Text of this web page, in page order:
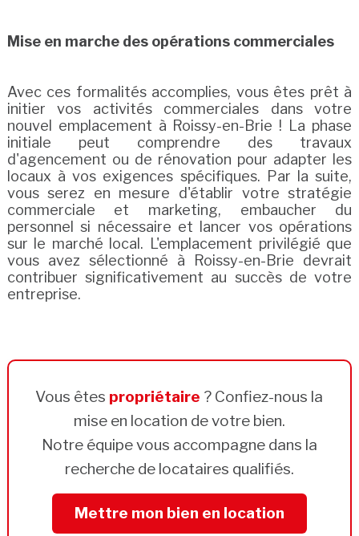
Mise en marche des opérations commerciales
Avec ces formalités accomplies, vous êtes prêt à
initier vos activités commerciales dans votre
nouvel emplacement à Roissy-en-Brie ! La phase
initiale peut comprendre des travaux
d'agencement ou de rénovation pour adapter les
locaux à vos exigences spécifiques. Par la suite,
vous serez en mesure d'établir votre stratégie
commerciale et marketing, embaucher du
personnel si nécessaire et lancer vos opérations
sur le marché local. L'emplacement privilégié que
vous avez sélectionné à Roissy-en-Brie devrait
contribuer significativement au succès de votre
entreprise.
Vous êtes propriétaire ? Confiez-nous la
mise en location de votre bien.
Notre équipe vous accompagne dans la
recherche de locataires qualifiés.
Mettre mon bien en location